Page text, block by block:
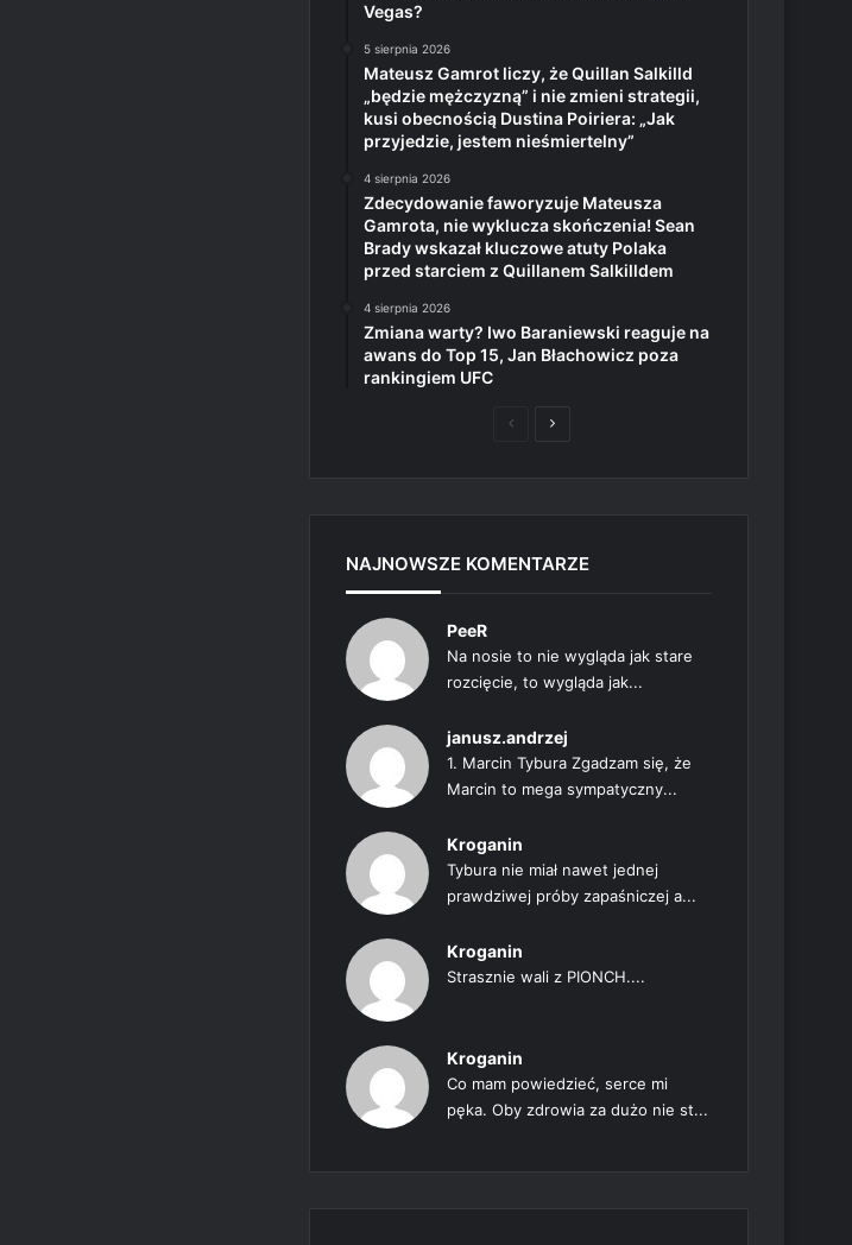
Vegas?
5 sierpnia 2026
Mateusz Gamrot liczy, że Quillan Salkilld
„będzie mężczyzną” i nie zmieni strategii,
kusi obecnością Dustina Poiriera: „Jak
przyjedzie, jestem nieśmiertelny”
4 sierpnia 2026
Zdecydowanie faworyzuje Mateusza
Gamrota, nie wyklucza skończenia! Sean
Brady wskazał kluczowe atuty Polaka
przed starciem z Quillanem Salkilldem
4 sierpnia 2026
Zmiana warty? Iwo Baraniewski reaguje na
awans do Top 15, Jan Błachowicz poza
rankingiem UFC
PoprzedniaNastępna
NAJNOWSZE KOMENTARZE
PeeR
Na nosie to nie wygląda jak stare
rozcięcie, to wygląda jak...
janusz.andrzej
1. Marcin Tybura Zgadzam się, że
Marcin to mega sympatyczny...
Kroganin
Tybura nie miał nawet jednej
prawdziwej próby zapaśniczej a...
Kroganin
Strasznie wali z PIONCH....
Kroganin
Co mam powiedzieć, serce mi
pęka. Oby zdrowia za dużo nie st...